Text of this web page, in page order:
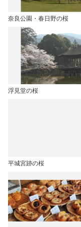
奈良公園・春日野の桜
浮見堂の桜
平城宮跡の桜